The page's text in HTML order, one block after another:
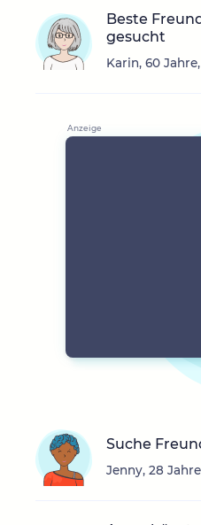
Beste
gesucht
Karin, 60
Suche
Jenny, 28